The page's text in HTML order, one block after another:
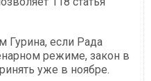
Гурина, если Рада
режиме, закон в
уже в ноябре.